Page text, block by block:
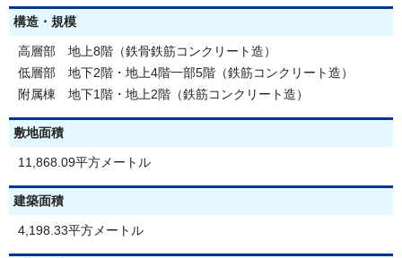
構造・規模
高層部 地上8階（鉄骨鉄筋コンクリート造）
低層部 地下2階・地上4階一部5階（鉄筋コンクリート造）
附属棟 地下1階・地上2階（鉄筋コンクリート造）
敷地面積
11,868.09平方メートル
建築面積
4,198.33平方メートル